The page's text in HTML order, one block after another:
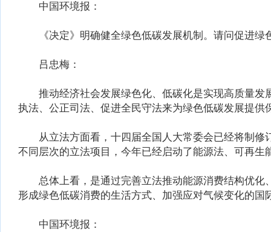
中国环境报：
《决定》明确健全绿色低碳发展机制。请问促进绿
吕忠梅：
推动经济社会发展绿色化、低碳化是实现高质量发
执法、公正司法、促进全民守法来为绿色低碳发展提供
从立法方面看，十四届全国人大常委会已经将制修
不同层次的立法项目，今年已经启动了能源法、可再
总体上看，是通过完善立法推动能源消费结构优化
形成绿色低碳消费的生活方式、加强应对气候变化的
中国环境报：